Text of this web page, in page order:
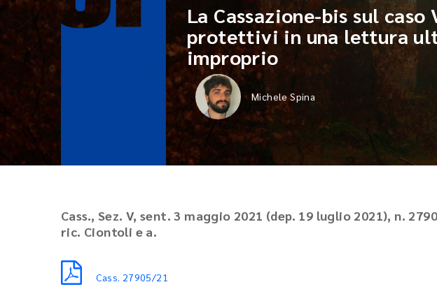
La Cassazione-bis sul
protettivi in una lettura
improprio
Michele Spina
Cass., Sez. V, sent. 3 maggio 2021 (dep. 19 luglio 2021), n.
ric. Ciontoli e a.
Cass. 27905/21